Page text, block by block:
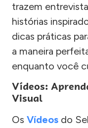
trazem
histórias
dicas práticas
a maneira
enquanto você
Vídeos:
Visual
Os Vídeos do